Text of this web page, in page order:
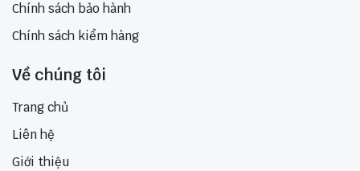
Chính sách bảo hành
Chính sách kiểm hàng
Về chúng tôi
Trang chủ
Liên hệ
Giới thiệu